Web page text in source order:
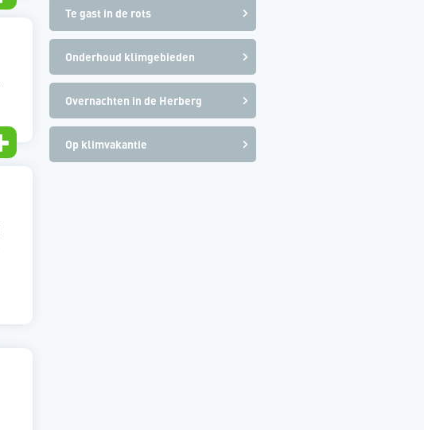
Te gast in de rots
Onderhoud klimgebieden
Overnachten in de Herberg
Op klimvakantie